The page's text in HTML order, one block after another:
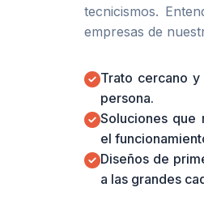
tecnicismos.
empresas de
Trato cercano
persona.
Soluciones que
el
Diseños de
a las grandes